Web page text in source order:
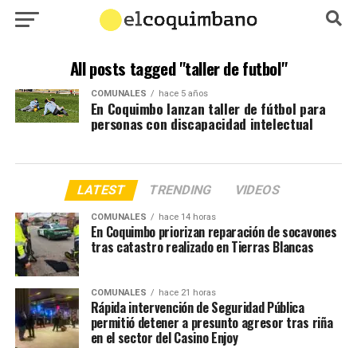
All posts tagged "taller de futbol"
COMUNALES hace 5 años
En Coquimbo lanzan taller de fútbol para
personas con discapacidad intelectual
LATEST TRENDING VIDEOS
COMUNALES hace 14 horas
En Coquimbo priorizan reparación de socavones
tras catastro realizado en Tierras Blancas
COMUNALES hace 21 horas
Rápida intervención de Seguridad Pública
permitió detener a presunto agresor tras riña
en el sector del Casino Enjoy